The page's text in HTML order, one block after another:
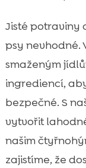
Jisté potraviny
psy nevhodné.
smaženým
ingrediencí,
bezpečné. S
vytvořit
našim
zajistíme, že